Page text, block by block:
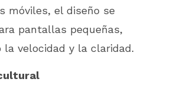
móviles, el diseño se
pantallas pequeñas,
la velocidad y la claridad.